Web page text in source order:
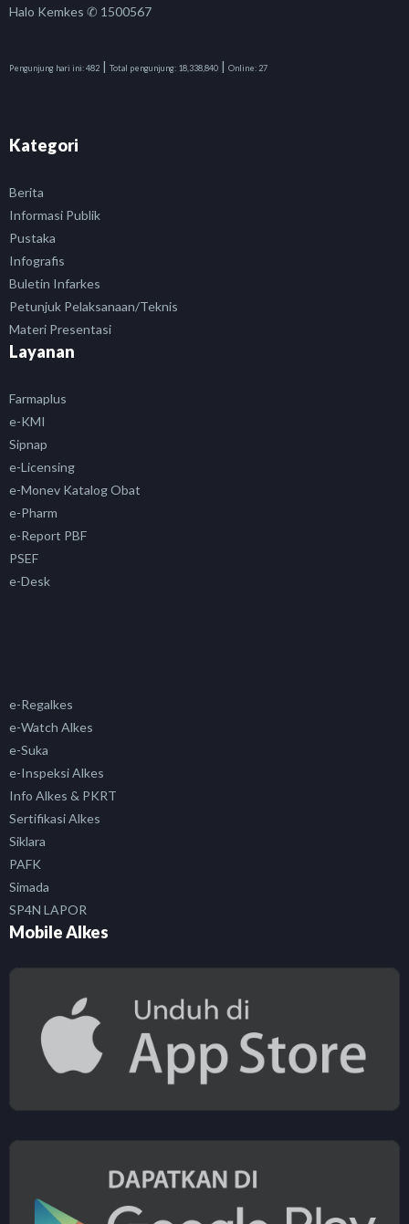
Halo Kemkes ✆ 1500567
Pengunjung hari ini:482 Total pengunjung: 18,338,840 Online:27
Kategori
Berita
Informasi Publik
Pustaka
Infografis
Buletin Infarkes
Petunjuk Pelaksanaan/Teknis
Materi Presentasi
Layanan
Farmaplus
e-KMI
Sipnap
e-Licensing
e-Monev Katalog Obat
e-Pharm
e-Report PBF
PSEF
e-Desk
e-Regalkes
e-Watch Alkes
e-Suka
e-Inspeksi Alkes
Info Alkes & PKRT
Sertifikasi Alkes
Siklara
PAFK
Simada
SP4N LAPOR
Mobile Alkes